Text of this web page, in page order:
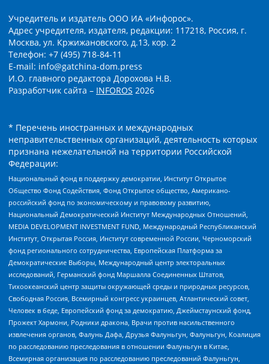
Учредитель и издатель ООО ИА «Инфорос».
Адрес учредителя, издателя, редакции: 117218, Россия, г.
Москва, ул. Кржижановского, д.13, кор. 2
Телефон: +7 (495) 718-84-11
E-mail: info@gatchina-dom.press
И.О. главного редактора Дорохова Н.В.
Разработчик сайта – INFOROS 2026
* Перечень иностранных и международных
неправительственных организаций, деятельность которых
признана нежелательной на территории Российской
Федерации:
Национальный фонд в поддержку демократии, Институт Открытое
Общество Фонд Содействия, Фонд Открытое общество, Американо-
российский фонд по экономическому и правовому развитию,
Национальный Демократический Институт Международных Отношений,
MEDIA DEVELOPMENT INVESTMENT FUND, Международный Республиканский
Институт, Открытая Россия, Институт современной России, Черноморский
фонд регионального сотрудничества, Европейская Платформа за
Демократические Выборы, Международный центр электоральных
исследований, Германский фонд Маршалла Соединенных Штатов,
Тихоокеанский центр защиты окружающей среды и природных ресурсов,
Свободная Россия, Всемирный конгресс украинцев, Атлантический совет,
Человек в беде, Европейский фонд за демократию, Джеймстаунский фонд,
Прожект Хармони, Родники дракона, Врачи против насильственного
извлечения органов, Фалунь Дафа, Друзья Фалуньгун, Фалуньгун, Коалиция
по расследованию преследования в отношении Фалуньгун в Китае,
Всемирная организация по расследованию преследований Фалуньгун,